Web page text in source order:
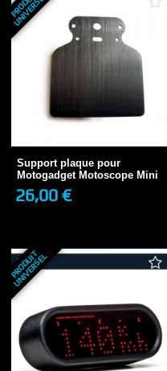
I
L
Support plaque pour
Motogadget Motoscope Mini
26,00 €
Support plaque pour
26,00 €
P
R
O
D
U
I
T
U
N
I
V
E
R
S
E
L